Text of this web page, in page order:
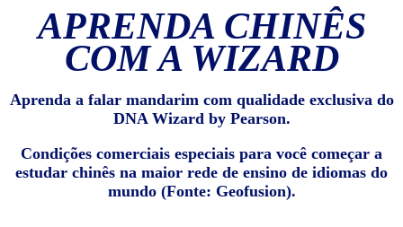
APRENDA CHINÊS
COM A WIZARD
Aprenda a falar mandarim com qualidade exclusiva do
DNA Wizard by Pearson.
Condições comerciais especiais para você começar a
estudar chinês na maior rede de ensino de idiomas do
mundo (Fonte: Geofusion).